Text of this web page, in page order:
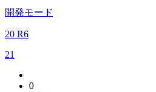
開発モード
20 R6
21
0